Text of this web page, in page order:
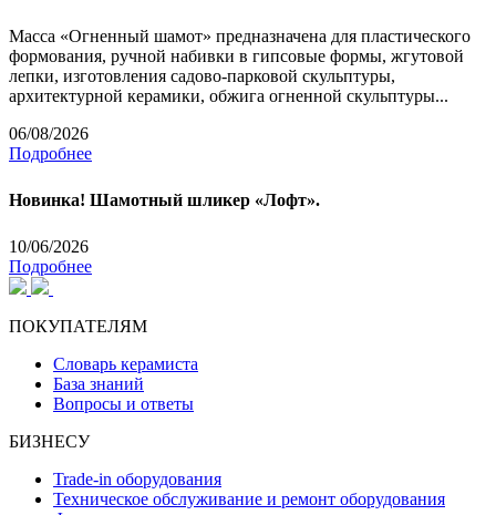
Масса «Огненный шамот» предназначена для пластического
формования, ручной набивки в гипсовые формы, жгутовой
лепки, изготовления садово-парковой скульптуры,
архитектурной керамики, обжига огненной скульптуры...
06/08/2026
Подробнее
Новинка! Шамотный шликер «Лофт».
10/06/2026
Подробнее
ПОКУПАТЕЛЯМ
Словарь керамиста
База знаний
Вопросы и ответы
БИЗНЕСУ
Trade-in оборудования
Техническое обслуживание и ремонт оборудования